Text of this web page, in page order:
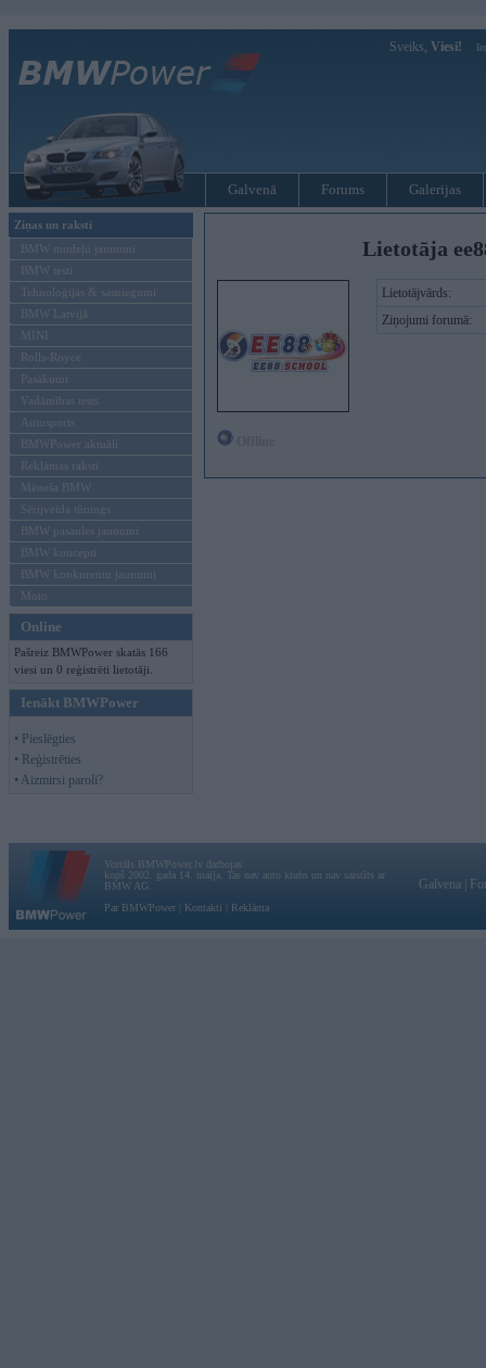
Sveiks, Viesi!
Galvenā Forums Galerijas
Ziņas un raksti
BMW modeļu jaunumi
BMW testi
Tehnoloģijas & sasniegumi
BMW Latvijā
MINI
Rolls-Royce
Pasākumi
Vadāmības tests
Autosports
BMWPower aktuāli
Reklāmas raksti
Mēneša BMW
Sērijveida tūnings
BMW pasaules jaunumi
BMW koncepti
BMW konkurentu jaunumi
Moto
Online
Pašreiz BMWPower skatās 166
viesi un 0 reģistrēti lietotāji.
Ienākt BMWPower
• Pieslēgties
• Reģistrēties
• Aizmirsi paroli?
Lietotāja
Lietotājvārds:
Ziņojumi forumā:
Vortāls BMWPower.lv darbojas
kopš 2002. gada 14. maija. Tas nav auto klubs un nav saistīts ar
BMW AG.
Par BMWPower
Kontakti Reklāma
Galvena